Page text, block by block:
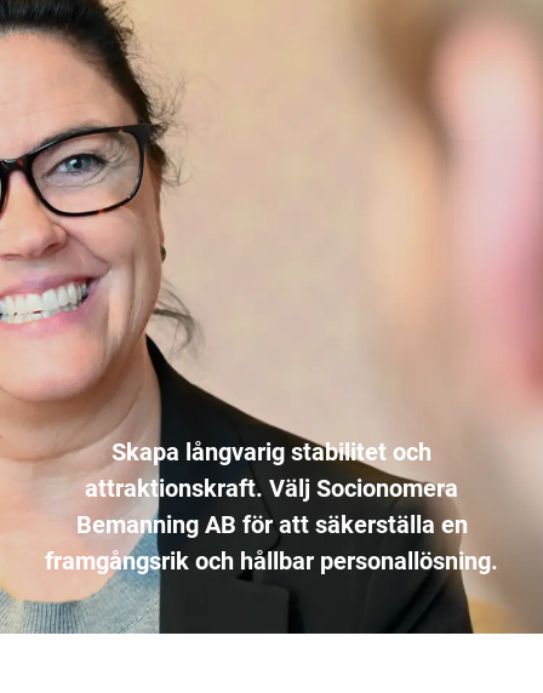
Skapa långvarig stabilitet och
attraktionskraft. Välj Socionomera
Bemanning AB för att säkerställa en
framgångsrik och hållbar personallösning.